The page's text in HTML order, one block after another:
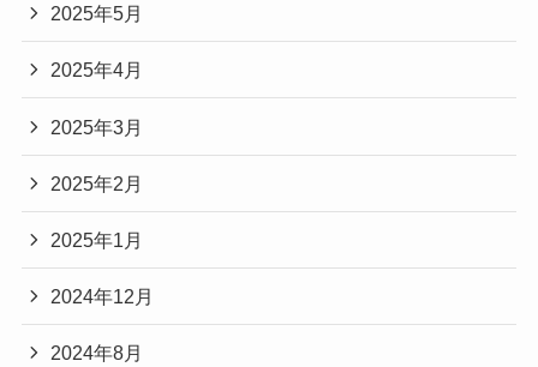
2025年5月
2025年4月
2025年3月
2025年2月
2025年1月
2024年12月
2024年8月